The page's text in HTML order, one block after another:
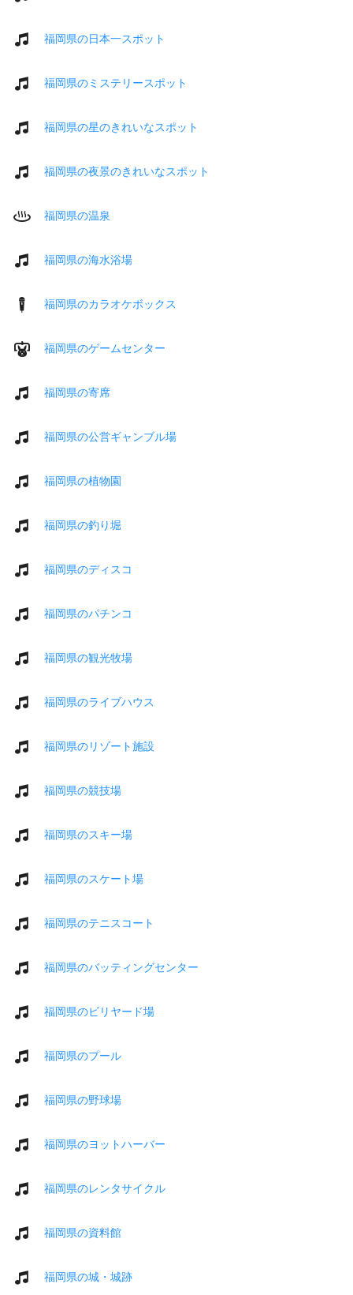
福岡県の日本一スポット
福岡県のミステリースポット
福岡県の星のきれいなスポット
福岡県の夜景のきれいなスポット
福岡県の温泉
福岡県の海水浴場
福岡県のカラオケボックス
福岡県のゲームセンター
福岡県の寄席
福岡県の公営ギャンブル場
福岡県の植物園
福岡県の釣り堀
福岡県のディスコ
福岡県のパチンコ
福岡県の観光牧場
福岡県のライブハウス
福岡県のリゾート施設
福岡県の競技場
福岡県のスキー場
福岡県のスケート場
福岡県のテニスコート
福岡県のバッティングセンター
福岡県のビリヤード場
福岡県のプール
福岡県の野球場
福岡県のヨットハーバー
福岡県のレンタサイクル
福岡県の資料館
福岡県の城・城跡